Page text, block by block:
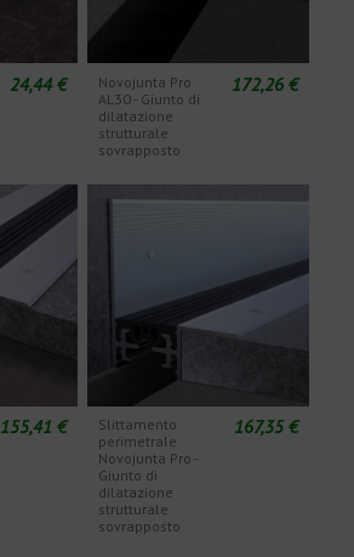
24,44 €
Novojunta Pro
AL30 - Giunto di
dilatazione
strutturale
sovrapposto
172,26 €
155,41 €
Slittamento
perimetrale
Novojunta Pro -
Giunto di
dilatazione
strutturale
sovrapposto
167,35 €